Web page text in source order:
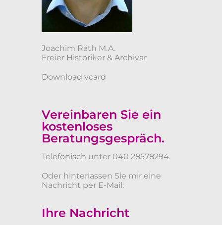
Joachim Räth M.A.
Freier Historiker & Archivar
Download vcard
Vereinbaren Sie ein
kostenloses
Beratungsgespräch.
Telefonisch unter 040 28578294.
Oder hinterlassen Sie mir eine
Nachricht per E-Mail:
Ihre Nachricht